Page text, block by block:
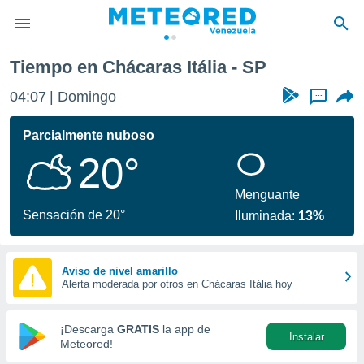
de
ha
que se
calidad.
a este
las
y
forma
digital
basada
Tiempo en Chácaras Itália - SP
04:07 Domingo ...
Parcialmente nuboso
20°
Sensación de 20°
Menguante
Iluminada: 13%
Aviso de nivel amarillo
Alerta moderada por otros en Chácaras Itália hoy
¡Descarga GRATIS la app de
Meteored!
Instalar